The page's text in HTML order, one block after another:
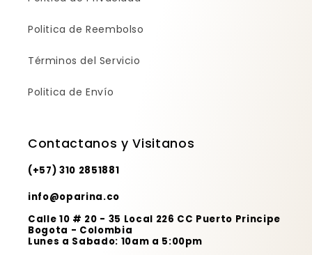
Politica de Reembolso
Términos del Servicio
Politica de Envío
Contactanos y Visitanos
(+57) 310 2851881
info@oparina.co
Calle 10 # 20 - 35 Local 226 CC Puerto Principe
Bogota - Colombia
Lunes a Sabado: 10am a 5:00pm